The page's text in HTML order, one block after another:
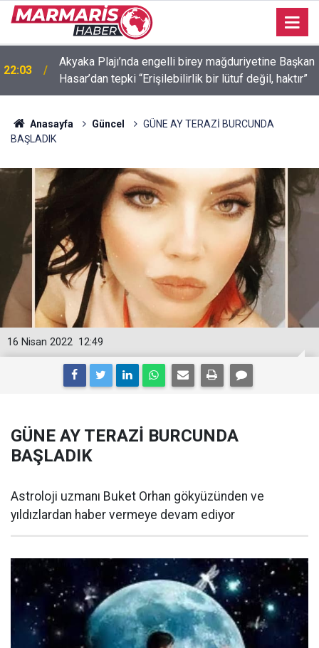
Akyaka Plajı’nda engelli birey mağduriyetine Başkan
Hasar’dan tepki “Erişilebilirlik bir lütuf değil, haktır”
21:58
İçmeler’de denize kanalizasyon aktı “Yeşilimiz gitti,
mavimiz gitmesin! ”
Anasayfa Güncel
GÜNE AY TERAZİ BURCUNDA
BAŞLADIK
12:49
16 Nisan 2022
GÜNE AY TERAZİ BURCUNDA
BAŞLADIK
Astroloji uzmanı Buket Orhan gökyüzünden ve
yıldızlardan haber vermeye devam ediyor